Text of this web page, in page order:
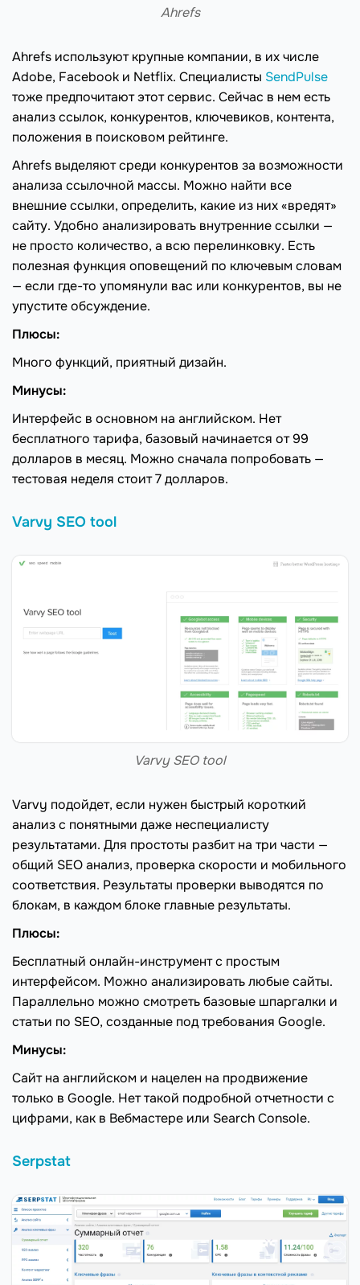
Ahrefs
Ahrefs используют крупные компании, в их числе
Adobe, Facebook и Netflix. Специалисты SendPulse
тоже предпочитают этот сервис. Сейчас в нем есть
анализ ссылок, конкурентов, ключевиков, контента,
положения в поисковом рейтинге.
Ahrefs выделяют среди конкурентов за возможности
анализа ссылочной массы. Можно найти все
внешние ссылки, определить, какие из них «вредят»
сайту. Удобно анализировать внутренние ссылки —
не просто количество, а всю перелинковку. Есть
полезная функция оповещений по ключевым словам
— если где-то упомянули вас или конкурентов, вы не
упустите обсуждение.
Плюсы:
Много функций, приятный дизайн.
Минусы:
Интерфейс в основном на английском. Нет
бесплатного тарифа, базовый начинается от 99
долларов в месяц. Можно сначала попробовать —
тестовая неделя стоит 7 долларов.
Varvy SEO tool
Varvy SEO tool
Varvy подойдет, если нужен быстрый короткий
анализ с понятными даже неспециалисту
результатами. Для простоты разбит на три части —
общий SEO анализ, проверка скорости и мобильного
соответствия. Результаты проверки выводятся по
блокам, в каждом блоке главные результаты.
Плюсы:
Бесплатный онлайн-инструмент с простым
интерфейсом. Можно анализировать любые сайты.
Параллельно можно смотреть базовые шпаргалки и
статьи по SEO, созданные под требования Google.
Минусы:
Сайт на английском и нацелен на продвижение
только в Google. Нет такой подробной отчетности с
цифрами, как в Вебмастере или Search Console.
Serpstat